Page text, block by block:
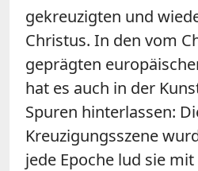
gekreuzigten und
Christus. In den vom
geprägten
hat es auch in der
Spuren hinterlassen:
Kreuzigungsszene
jede Epoche lud sie